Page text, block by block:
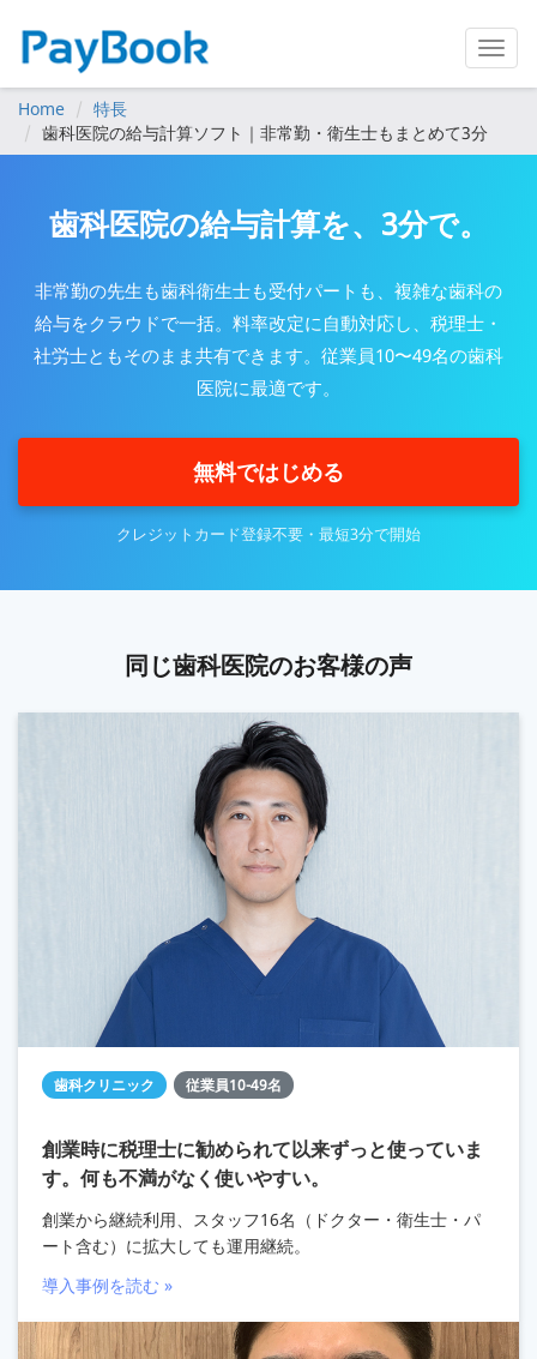
Home
特長
歯科医院の給与計算ソフト｜非常勤・衛生士もまとめて3分
歯科医院の給与計算を、3分で。
非常勤の先生も歯科衛生士も受付パートも、複雑な歯科の
給与をクラウドで一括。料率改定に自動対応し、税理士・
社労士ともそのまま共有できます。従業員10〜49名の歯科
医院に最適です。
無料ではじめる
クレジットカード登録不要・最短3分で開始
同じ歯科医院のお客様の声
歯科クリニック 従業員10-49名
創業時に税理士に勧められて以来ずっと使っていま
す。何も不満がなく使いやすい。
創業から継続利用、スタッフ16名（ドクター・衛生士・パ
ート含む）に拡大しても運用継続。
導入事例を読む »